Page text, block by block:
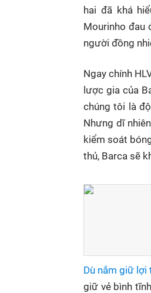
hai đã khá
Mourinho đau
người đồng
Ngay chính
lược gia của
chúng tôi là
Nhưng dĩ
kiểm soát
thủ, Barca sẽ
Dù nắm giữ lợi
giữ vẻ bình